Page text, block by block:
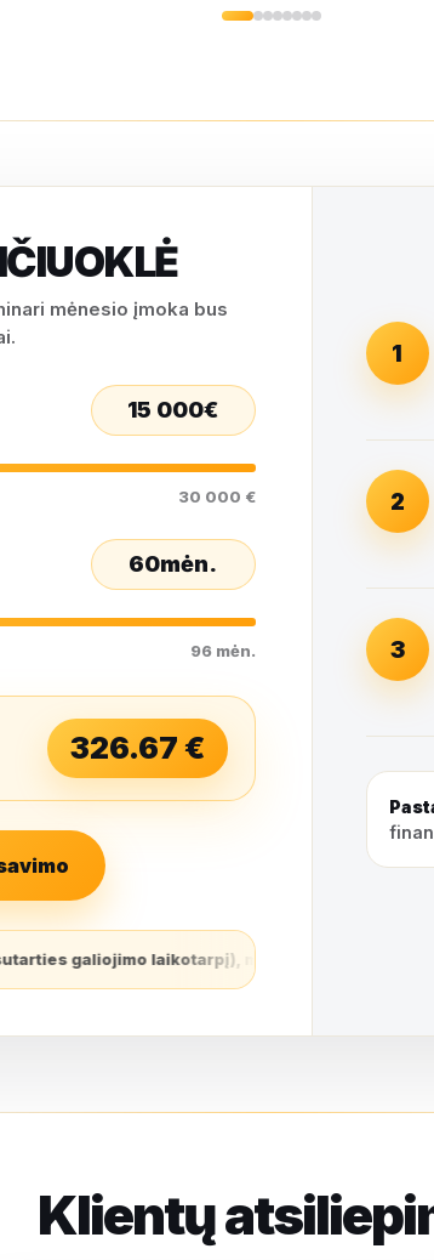
mėnesio įmoka bus
15 000€
30 000 €
60mėn.
96 mėn.
326.67 €
įmoka – 98,03 Eur, bendra sumokama suma
1
2
3
Klientų